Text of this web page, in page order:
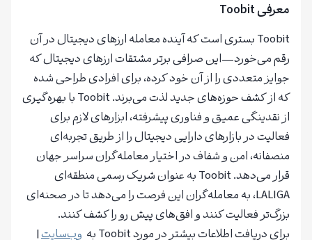
معرفیToobit
Toobit بستری است که آینده معامله ارزهای دیجیتال در آن
رقم می‌خورد—این صرافی برتر مشتقات ارزهای دیجیتال که
جوایز متعددی را از آن خود کرده، برای افرادی طراحی شده
که از کشف حوزه‌های جدید لذت می‌برند. Toobit با بهره‌گیری
از نقدینگی عمیق و فناوری پیشرفته، ابزارهای لازم برای
فعالیت در بازارهای دارایی دیجیتال را از طریق تجربه‌ای
منصفانه، امن و شفاف در اختیار معامله‌گران سراسر جهان
قرار می‌دهد. Toobit به عنوان شریک رسمی منطقه‌ای
LALIGA، به معامله‌گران این فرصت را می‌دهد تا در صحنه‌ای
بزرگ‌تر فعالیت کنند و افق‌های پیش رو را کشف کنند.
برای دریافت اطلاعات بیشتر در مورد Toobit به
وبسایت|